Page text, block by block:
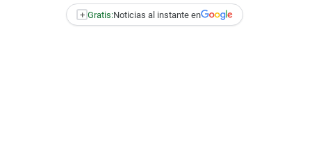
+ Gratis:Noticias al instante en